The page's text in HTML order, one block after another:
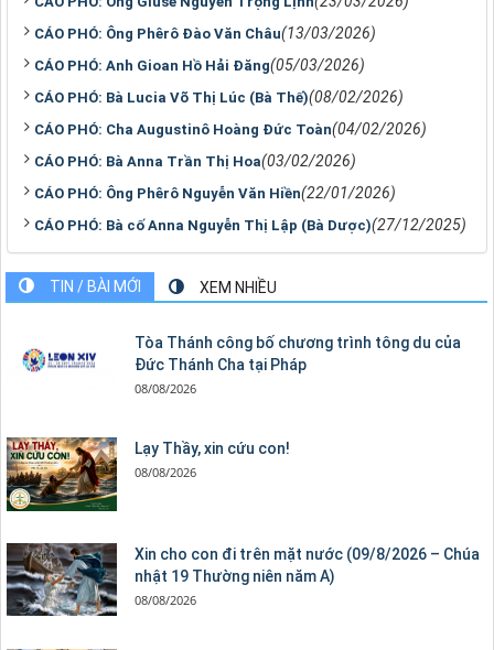
CÁO PHÓ: Ông Phêrô Đào Văn Châu(13/03/2026)
CÁO PHÓ: Anh Gioan Hồ Hải Đăng(05/03/2026)
CÁO PHÓ: Bà Lucia Võ Thị Lúc (Bà Thế)(08/02/2026)
CÁO PHÓ: Cha Augustinô Hoàng Đức Toàn(04/02/2026)
CÁO PHÓ: Bà Anna Trần Thị Hoa(03/02/2026)
CÁO PHÓ: Ông Phêrô Nguyễn Văn Hiền(22/01/2026)
CÁO PHÓ: Bà cố Anna Nguyễn Thị Lập (Bà Dược)(27/12/2025)
TIN / BÀI MỚI XEM NHIỀU
Tòa Thánh công bố chương trình tông du của
Đức Thánh Cha tại Pháp
08/08/2026
Lạy Thầy, xin cứu con!
08/08/2026
Xin cho con đi trên mặt nước (09/8/2026 – Chúa
nhật 19 Thường niên năm A)
08/08/2026